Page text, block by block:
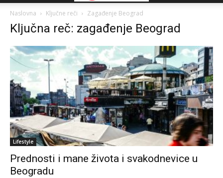
Naslovna Ključne reči Zagađenje Beograd
Ključna reč: zagađenje Beograd
Lifestyle
Prednosti i mane života i svakodnevice u
Beogradu